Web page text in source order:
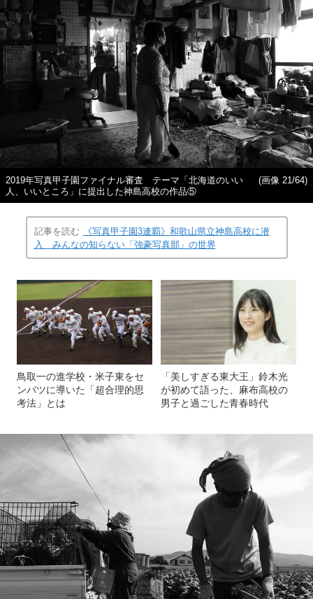
2019年写真甲子園ファイナル審査 テーマ「北海道のいい
人、いいところ」に提出した神島高校の作品⑤
(画像 21/64)
記事を読む
《写真甲子園3連覇》和歌山県立神島高校に潜
入 みんなの知らない「強豪写真部」の世界
鳥取一の進学校・米子東をセ
ンバツに導いた「超合理的思
考法」とは
「美しすぎる東大王」鈴木光
が初めて語った、麻布高校の
男子と過ごした青春時代